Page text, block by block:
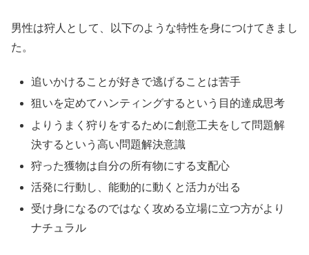
男性は狩人として、以下のような特性を身につけてきまし
た。
追いかけることが好きで逃げることは苦手
狙いを定めてハンティングするという目的達成思考
よりうまく狩りをするために創意工夫をして問題解
決するという高い問題解決意識
狩った獲物は自分の所有物にする支配心
活発に行動し、能動的に動くと活力が出る
受け身になるのではなく攻める立場に立つ方がより
ナチュラル